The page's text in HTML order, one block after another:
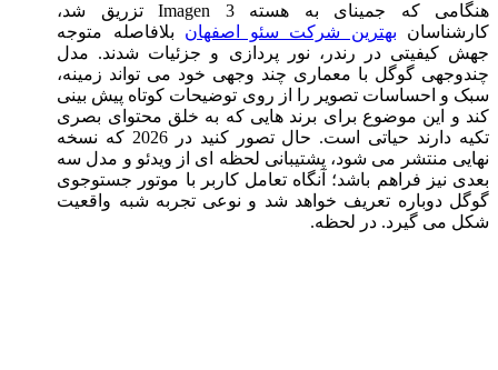
هنگامی که جمینای به هسته Imagen 3 تزریق شد،
کارشناسان بهترین شرکت سئو اصفهان بلافاصله متوجه
جهش کیفیتی در رندر، نور پردازی و جزئیات شدند. مدل
چندوجهی گوگل با معماری چند وجهی خود می‌ تواند زمینه،
سبک و احساسات تصویر را از روی توضیحات کوتاه پیش‌ بینی
کند و این موضوع برای برند هایی که به خلق محتوای بصری
تکیه دارند حیاتی است. حال تصور کنید در 2026 که نسخه
نهایی منتشر می ‌شود، پشتیبانی لحظه‌ ای از ویدئو و مدل سه
‌بعدی نیز فراهم باشد؛ آنگاه تعامل کاربر با موتور جستوجوی
گوگل دوباره تعریف خواهد شد و نوعی تجربه شبه ‌واقعیت
شکل می‌ گیرد. در لحظه.